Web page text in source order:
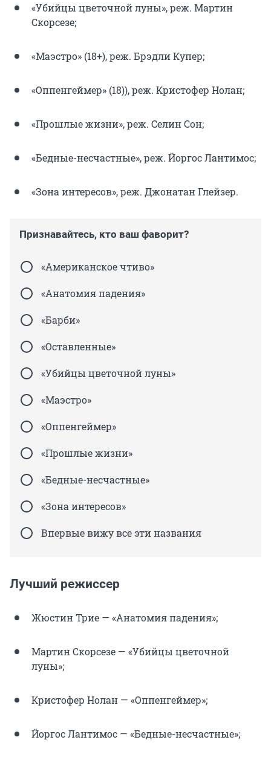
«Убийцы цветочной луны», реж. Мартин
Скорсезе;
«Маэстро» (18+), реж. Брэдли Купер;
«Оппенгеймер» (18)), реж. Кристофер Нолан;
«Прошлые жизни», реж. Селин Сон;
«Бедные-несчастные», реж. Йоргос Лантимос;
«Зона интересов», реж. Джонатан Глейзер.
Признавайтесь, кто ваш фаворит?
«Американское чтиво»
«Анатомия падения»
«Барби»
«Оставленные»
«Убийцы цветочной луны»
«Маэстро»
«Оппенгеймер»
«Прошлые жизни»
«Бедные-несчастные»
«Зона интересов»
Впервые вижу все эти названия
Лучший режиссер
Жюстин Трие — «Анатомия падения»;
Мартин Скорсезе — «Убийцы цветочной
луны»;
Кристофер Нолан — «Оппенгеймер»;
Йоргос Лантимос — «Бедные-несчастные»;